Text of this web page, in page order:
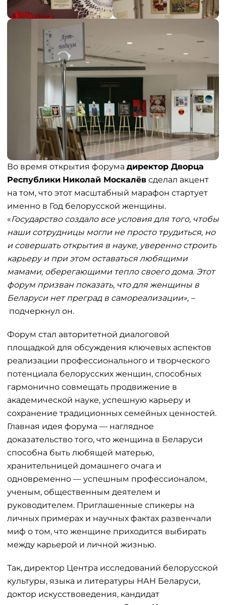
Во время открытия форума директор Дворца
Республики Николай Москалёв сделал акцент
на том, что этот масштабный марафон стартует
именно в Год белорусской женщины.
«Государство создало все условия для того, чтобы
наши сотрудницы могли не просто трудиться, но
и совершать открытия в науке, уверенно строить
карьеру и при этом оставаться любящими
мамами, оберегающими тепло своего дома. Этот
форум призван показать, что для женщины в
Беларуси нет преград в самореализации», –
подчеркнул он.
Форум стал авторитетной диалоговой
площадкой для обсуждения ключевых аспектов
реализации профессионального и творческого
потенциала белорусских женщин, способных
гармонично совмещать продвижение в
академической науке, успешную карьеру и
сохранение традиционных семейных ценностей.
Главная идея форума — наглядное
доказательство того, что женщина в Беларуси
способна быть любящей матерью,
хранительницей домашнего очага и
одновременно — успешным профессионалом,
ученым, общественным деятелем и
руководителем. Приглашенные спикеры на
личных примерах и научных фактах развенчали
миф о том, что женщине приходится выбирать
между карьерой и личной жизнью.
Так, директор Центра исследований белорусской
культуры, языка и литературы НАН Беларуси,
доктор искусствоведения, кандидат